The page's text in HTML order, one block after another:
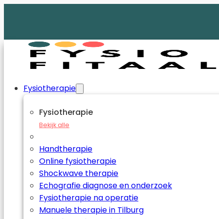
Fysiotherapie
Fysiotherapie
Bekijk alle
Handtherapie
Online fysiotherapie
Shockwave therapie
Echografie diagnose en onderzoek
Fysiotherapie na operatie
Manuele therapie in Tilburg